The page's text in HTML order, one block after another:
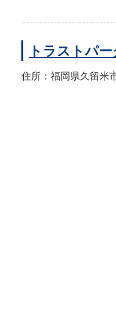
トラストパ
住所：福岡県久留米